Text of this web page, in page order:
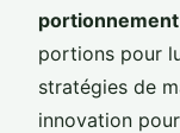
portionnement
portions pour
stratégies de
innovation